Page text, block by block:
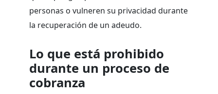
personas o vulneren su privacidad durante
la recuperación de un adeudo.
Lo que está prohibido
durante un proceso de
cobranza